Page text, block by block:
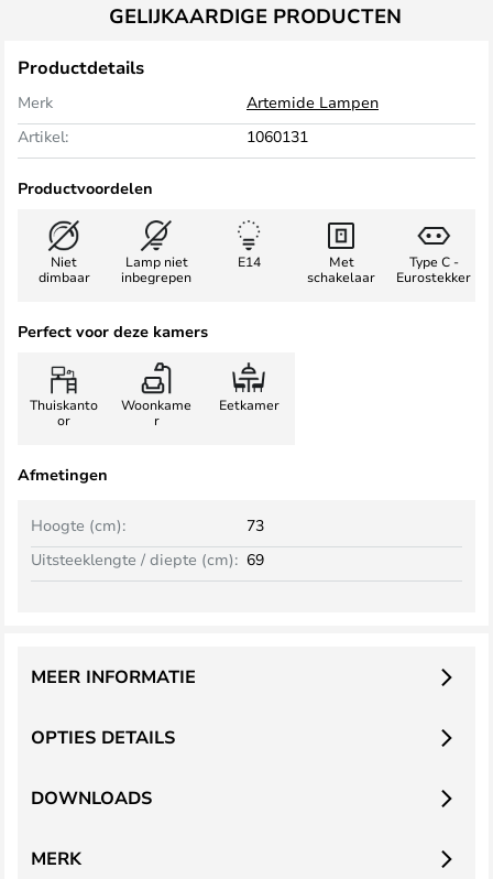
GELIJKAARDIGE PRODUCTEN
Productdetails
Merk
Artemide Lampen
Artikel:
1060131
Productvoordelen
Niet
dimbaar
Lamp niet
inbegrepen
E14
Met
schakelaar
Type C -
Eurostekker
Perfect voor deze kamers
Thuiskanto
or
Woonkame
r
Eetkamer
Afmetingen
Hoogte (cm):
73
Uitsteeklengte / diepte (cm): 69
OPTIES DETAILS
MEER INFORMATIE
DOWNLOADS
MERK